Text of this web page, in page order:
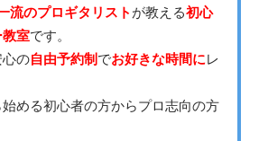
流のプロギタリストが教える初心
室です。
の自由予約制でお好きな時間にレ
める初心者の方からプロ志向の方